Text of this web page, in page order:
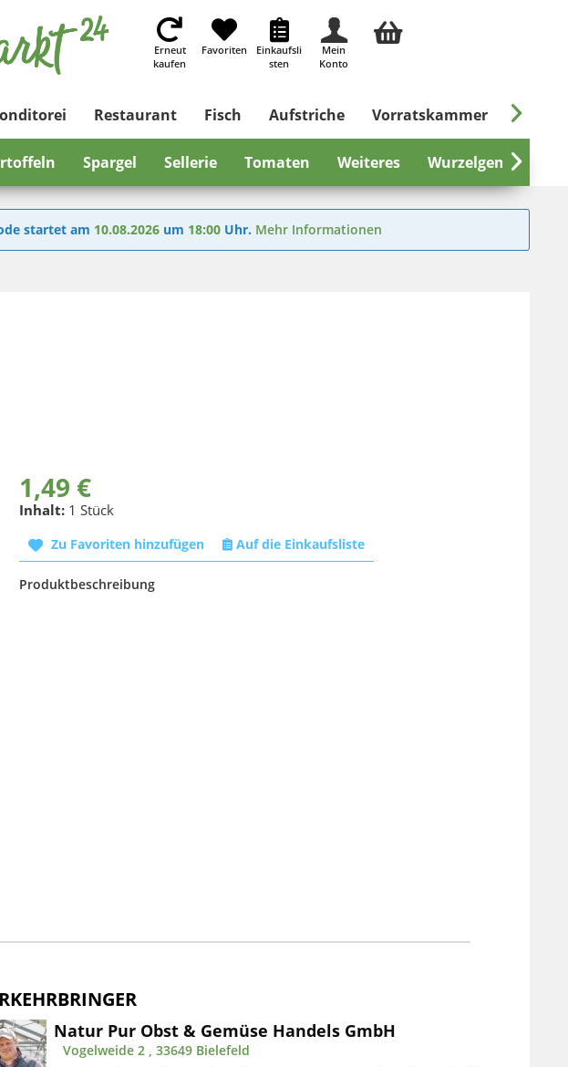
Erneut
kaufen
Favoriten
Einkaufsli
sten
Mein
Konto
Restaurant Fisch Aufstriche Vorratskammer Süßes
Spargel Sellerie Tomaten Weiteres Wurzelgemüse


startet am 10.08.2026 um 18:00 Uhr. Mehr Informationen
1,49 €
Inhalt: 1 Stück
Zu Favoriten hinzufügen Auf die Einkaufsliste
Produktbeschreibung
Natur Pur Obst & Gemüse Handels GmbH
Vogelweide 2 , 33649 Bielefeld